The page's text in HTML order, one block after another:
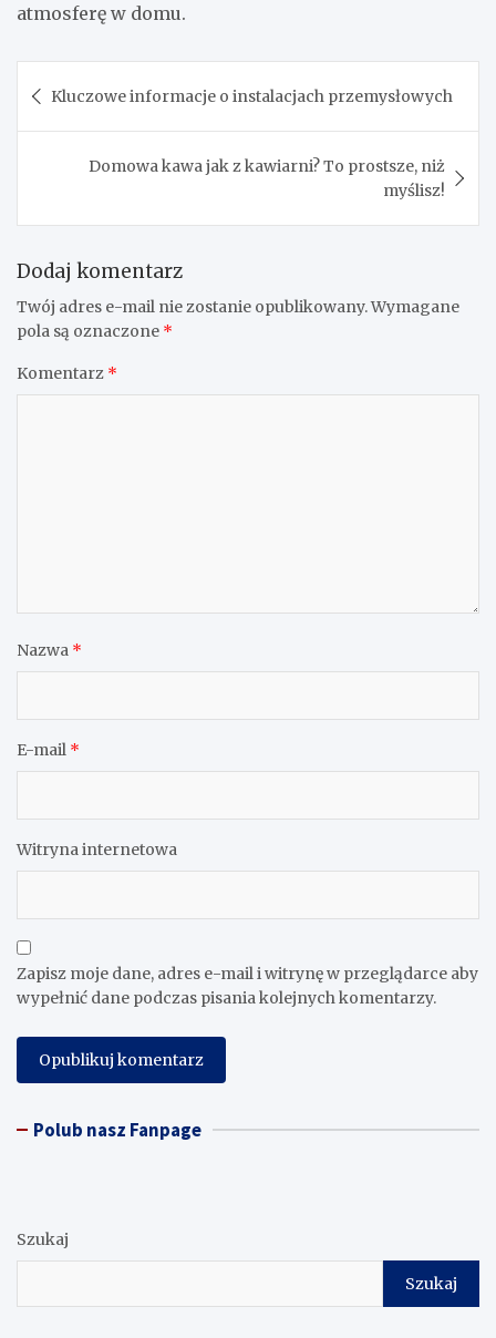
atmosferę w domu.
wpisu
Kluczowe informacje o instalacjach przemysłowych
​Domowa kawa jak z kawiarni? To prostsze, niż
myślisz!
Dodaj komentarz
Twój adres e-mail nie zostanie opublikowany.Wymagane
pola są oznaczone *
Komentarz *
Nazwa *
E-mail *
Witryna internetowa
Zapisz moje dane, adres e-mail i witrynę w przeglądarce aby
wypełnić dane podczas pisania kolejnych komentarzy.
Polub nasz Fanpage
Szukaj
Szukaj